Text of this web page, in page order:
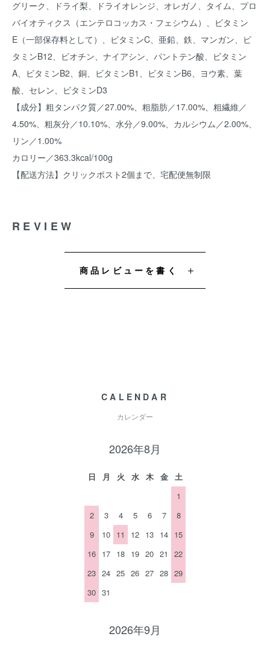
グリーク、ドライ梨、ドライオレンジ、オレガノ、タイム、プロ
バイオティクス（エンテロコッカス・フェシウム）、ビタミン
E（一部保存料として）、ビタミンC、亜鉛、鉄、マンガン、ビ
タミンB12、ビオチン、ナイアシン、パントテン酸、ビタミン
A、ビタミンB2、銅、ビタミンB1、ビタミンB6、ヨウ素、葉
酸、セレン、ビタミンD3
【成分】粗タンパク質／27.00%、粗脂肪／17.00%、粗繊維／
4.50%、粗灰分／10.10%、水分／9.00%、カルシウム／2.00%、
リン／1.00%
カロリー／363.3kcal/100g
【配送方法】クリックポスト2個まで、宅配便無制限
REVIEW
商品レビューを書く
CALENDAR
カレンダー
2026年8月
日 月 火 水 木 金
土
1
2
3 4 5 6 7
8
9
10 11 12 13 14 15
16 17 18 19 20 21
22
23 24 25 26 27 28 29
30 31
2026年9月